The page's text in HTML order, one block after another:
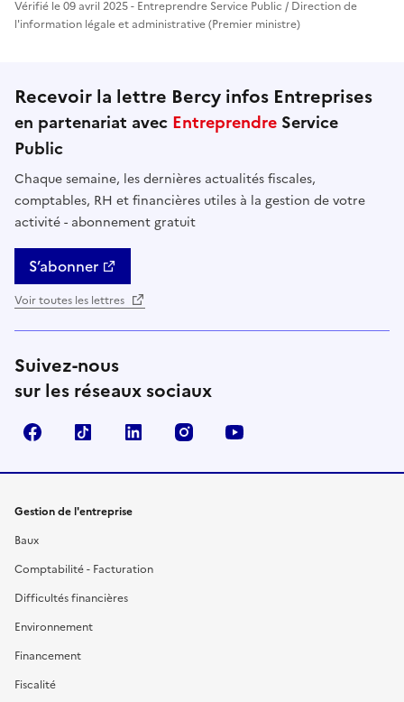
Vérifié le 09 avril 2025 - Entreprendre Service Public / Direction de
l'information légale et administrative (Premier ministre)
Recevoir la lettre Bercy infos Entreprises
en partenariat avec Entreprendre Service
Public
Chaque semaine, les dernières actualités fiscales,
comptables, RH et financières utiles à la gestion de votre
activité - abonnement gratuit
S’abonner
Voir toutes les lettres
Suivez-nous
sur les réseaux sociaux
FacebookTikTok Linkedin Instagram
Gestion de l'entreprise
Baux
Comptabilité - Facturation
Difficultés financières
Environnement
Financement
Fiscalité